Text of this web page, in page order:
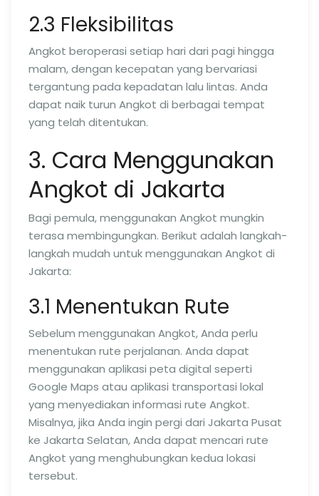
2.3 Fleksibilitas
Angkot beroperasi setiap hari dari pagi hingga
malam, dengan kecepatan yang bervariasi
tergantung pada kepadatan lalu lintas. Anda
dapat naik turun Angkot di berbagai tempat
yang telah ditentukan.
3. Cara Menggunakan
Angkot di Jakarta
Bagi pemula, menggunakan Angkot mungkin
terasa membingungkan. Berikut adalah langkah-
langkah mudah untuk menggunakan Angkot di
Jakarta:
3.1 Menentukan Rute
Sebelum menggunakan Angkot, Anda perlu
menentukan rute perjalanan. Anda dapat
menggunakan aplikasi peta digital seperti
Google Maps atau aplikasi transportasi lokal
yang menyediakan informasi rute Angkot.
Misalnya, jika Anda ingin pergi dari Jakarta Pusat
ke Jakarta Selatan, Anda dapat mencari rute
Angkot yang menghubungkan kedua lokasi
tersebut.